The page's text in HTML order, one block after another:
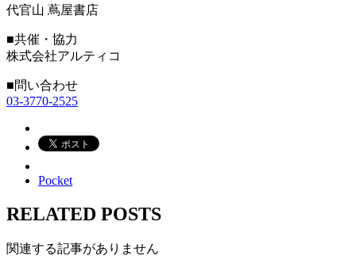
代官山 蔦屋書店
■共催・協力
株式会社アルティコ
■問い合わせ
03-3770-2525
Pocket
RELATED POSTS
関連する記事がありません